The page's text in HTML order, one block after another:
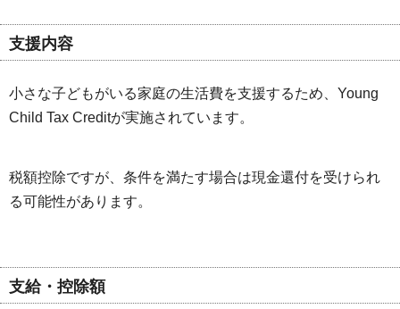
支援内容
小さな子どもがいる家庭の生活費を支援するため、Young
Child Tax Creditが実施されています。
税額控除ですが、条件を満たす場合は現金還付を受けられ
る可能性があります。
支給・控除額